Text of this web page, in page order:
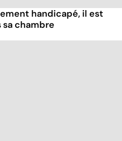
handicapé, il est
chambre